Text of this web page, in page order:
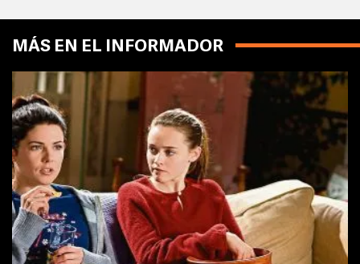
MÁS EN EL INFORMADOR